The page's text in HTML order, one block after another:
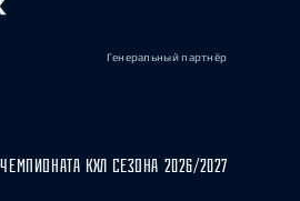
Генеральный партнёр
КХЛ СЕЗОНА 2026/2027